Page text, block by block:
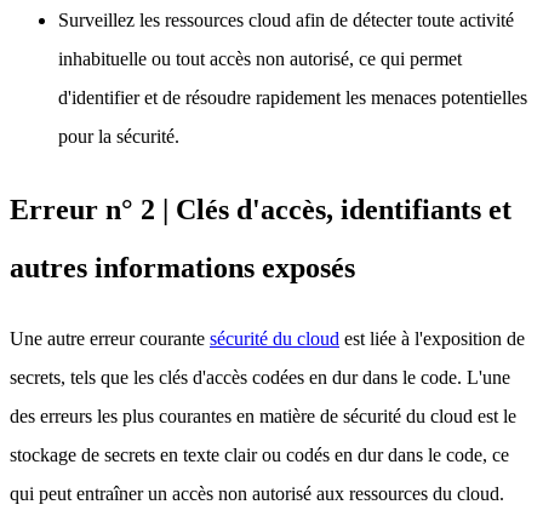
Surveillez les ressources cloud afin de détecter toute activité
inhabituelle ou tout accès non autorisé, ce qui permet
d'identifier et de résoudre rapidement les menaces potentielles
pour la sécurité.
Erreur n° 2 | Clés d'accès, identifiants et
autres informations exposés
Une autre erreur courante sécurité du cloud est liée à l'exposition de
secrets, tels que les clés d'accès codées en dur dans le code. L'une
des erreurs les plus courantes en matière de sécurité du cloud est le
stockage de secrets en texte clair ou codés en dur dans le code, ce
qui peut entraîner un accès non autorisé aux ressources du cloud.